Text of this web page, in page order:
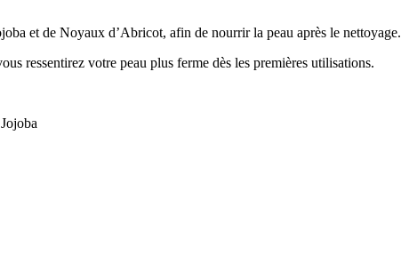
et de Noyaux d’Abricot, afin de nourrir la peau après le nettoyage.
ressentirez votre peau plus ferme dès les premières utilisations.